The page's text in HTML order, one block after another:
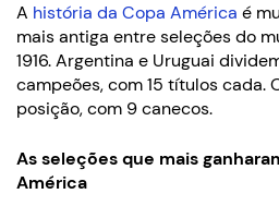
A história da Copa América é
mais antiga entre seleções do
1916. Argentina e Uruguai
campeões, com 15 títulos cada.
posição, com 9 canecos.
As seleções que mais
América